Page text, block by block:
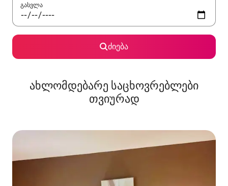
გასვლა
ძიება
ახლომდებარე საცხოვრებლები
თვიურად